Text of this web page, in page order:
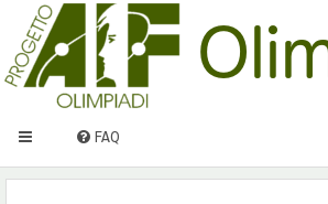
FAQ